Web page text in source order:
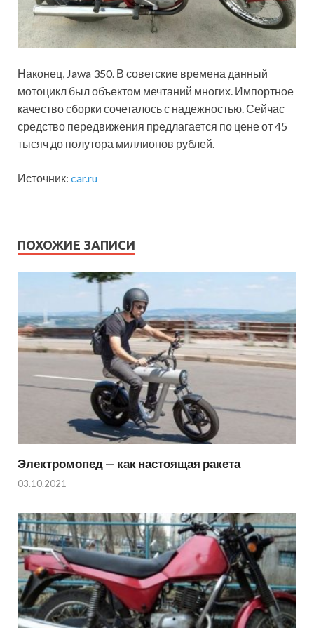
Наконец, Jawa 350. В советские времена данный
мотоцикл был объектом мечтаний многих. Импортное
качество сборки сочеталось с надежностью. Сейчас
средство передвижения предлагается по цене от 45
тысяч до полутора миллионов рублей.
Источник: car.ru
ПОХОЖИЕ ЗАПИСИ
Электромопед — как настоящая ракета
03.10.2021